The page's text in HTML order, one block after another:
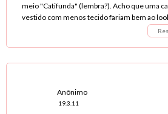
meio "Catifunda" (lembra?). Acho que uma
vestido com menos tecido fariam bem ao
Anônimo
19.3.11